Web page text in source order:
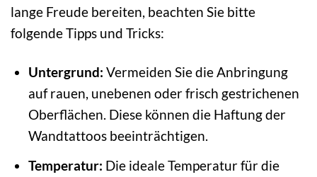
lange Freude bereiten, beachten Sie bitte
folgende Tipps und Tricks:
Untergrund: Vermeiden Sie die Anbringung
auf rauen, unebenen oder frisch gestrichenen
Oberflächen. Diese können die Haftung der
Wandtattoos beeinträchtigen.
Temperatur: Die ideale Temperatur für die